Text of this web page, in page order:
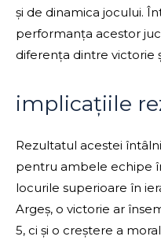
și de dinamica jocului.
performanța acestor
diferența dintre victorie
implicațiile
Rezultatul acestei
pentru ambele echipe
locurile superioare în
Argeș, o victorie ar
5, ci și o creștere a